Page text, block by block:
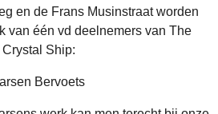
en de Frans Musinstraat worden
van één vd deelnemers van The
Crystal Ship:
Bervoets